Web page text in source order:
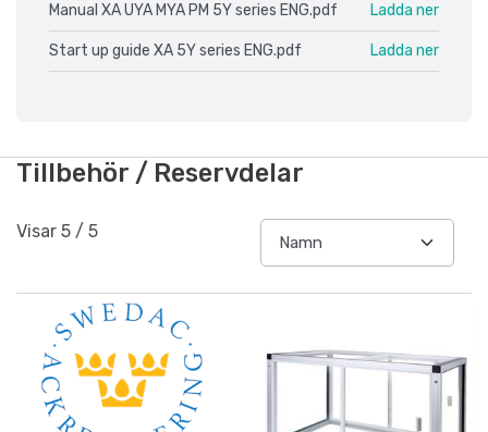
Manual XA UYA MYA PM 5Y series ENG.pdf Ladda ner
Start up guide XA 5Y series ENG.pdf Ladda ner
Tillbehör / Reservdelar
Visar 5 / 5